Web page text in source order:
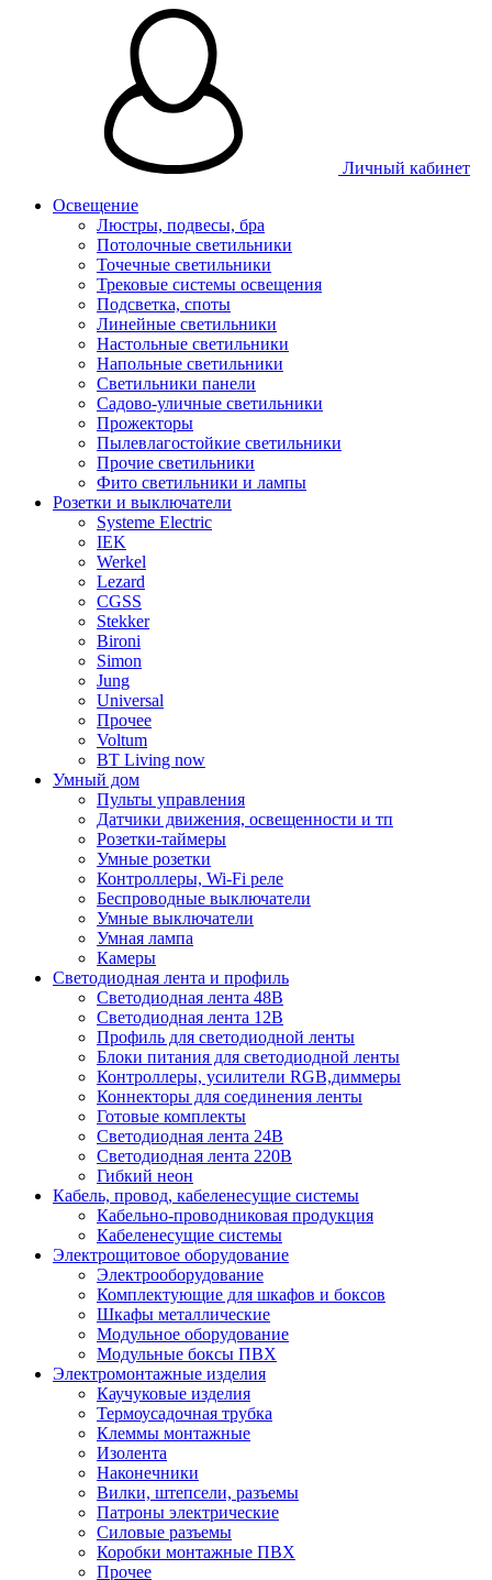
Личный кабинет
Освещение
Люстры, подвесы, бра
Потолочные светильники
Точечные светильники
Трековые системы освещения
Подсветка, споты
Линейные светильники
Настольные светильники
Напольные светильники
Светильники панели
Садово-уличные светильники
Прожекторы
Пылевлагостойкие светильники
Прочие светильники
Фито светильники и лампы
Розетки и выключатели
Systeme Electric
IEK
Werkel
Lezard
CGSS
Stekker
Bironi
Simon
Jung
Universal
Прочее
Voltum
BT Living now
Умный дом
Пульты управления
Датчики движения, освещенности и тп
Розетки-таймеры
Умные розетки
Контроллеры, Wi-Fi реле
Беспроводные выключатели
Умные выключатели
Умная лампа
Камеры
Светодиодная лента и профиль
Светодиодная лента 48В
Светодиодная лента 12В
Профиль для светодиодной ленты
Блоки питания для светодиодной ленты
Контроллеры, усилители RGB,диммеры
Коннекторы для соединения ленты
Готовые комплекты
Светодиодная лента 24В
Светодиодная лента 220В
Гибкий неон
Кабель, провод, кабеленесущие системы
Кабельно-проводниковая продукция
Кабеленесущие системы
Электрощитовое оборудование
Электрооборудование
Комплектующие для шкафов и боксов
Шкафы металлические
Модульное оборудование
Модульные боксы ПВХ
Электромонтажные изделия
Каучуковые изделия
Термоусадочная трубка
Клеммы монтажные
Изолента
Наконечники
Вилки, штепсели, разъемы
Патроны электрические
Силовые разъемы
Коробки монтажные ПВХ
Прочее